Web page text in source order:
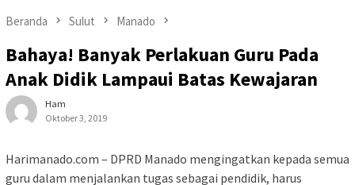
Beranda Sulut Manado
Bahaya! Banyak Perlakuan Guru Pada
Anak Didik Lampaui Batas Kewajaran
Ham
Oktober 3, 2019
Harimanado.com – DPRD Manado mengingatkan kepada semua
guru dalam menjalankan tugas sebagai pendidik, harus